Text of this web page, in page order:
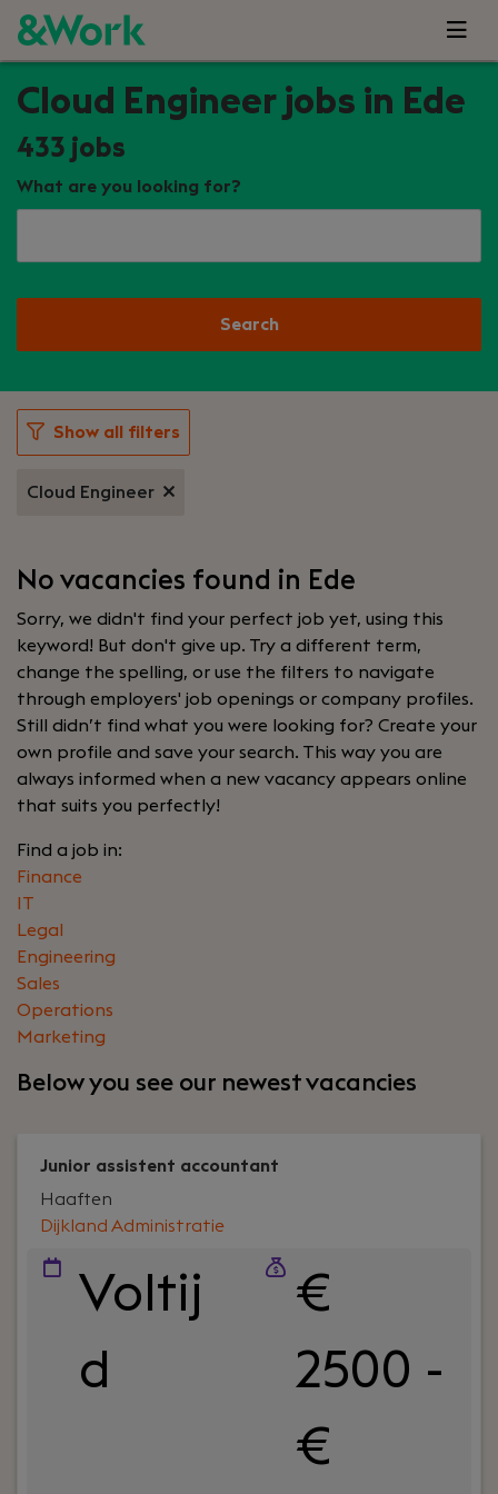
Cloud Engineer jobs in Ede
433 jobs
What are you looking for?
Search
Show all filters
Cloud Engineer
No vacancies found in Ede
Sorry, we didn't find your perfect job yet, using this
keyword! But don't give up. Try a different term,
change the spelling, or use the filters to navigate
through employers' job openings or company profiles.
Still didn’t find what you were looking for? Create your
own profile and save your search. This way you are
always informed when a new vacancy appears online
that suits you perfectly!
Find a job in:
Finance
IT
Legal
Engineering
Sales
Operations
Marketing
Below you see our newest vacancies
Junior assistent accountant
Dijkland Administratie
Haaften
Voltij
d
€
2500 -
€